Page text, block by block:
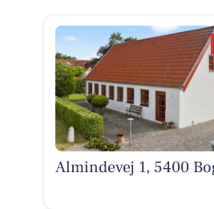
Almindevej 1, 5400